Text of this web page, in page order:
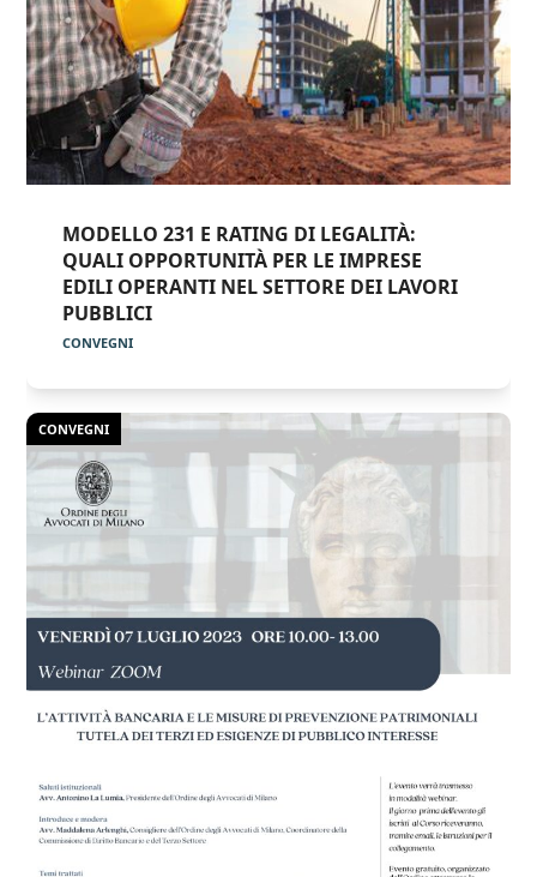
MODELLO 231 E RATING DI LEGALITÀ:
QUALI OPPORTUNITÀ PER LE IMPRESE
EDILI OPERANTI NEL SETTORE DEI LAVORI
PUBBLICI
CONVEGNI
CONVEGNI